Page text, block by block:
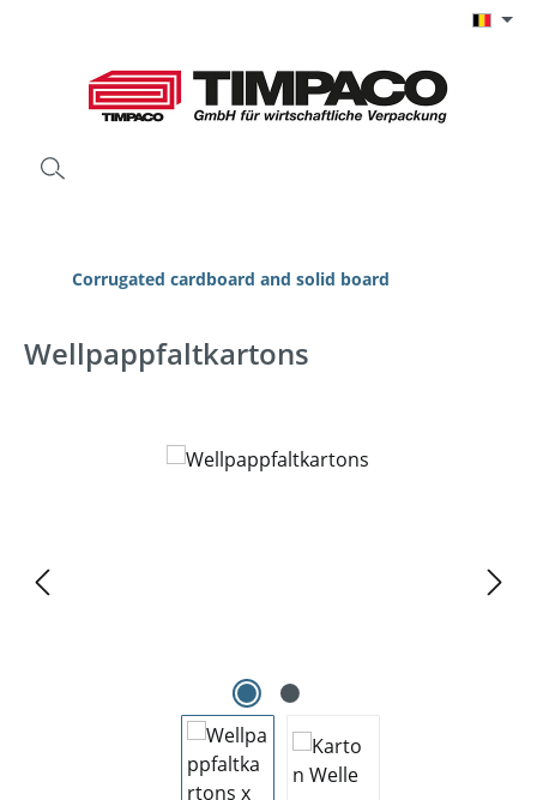
Corrugated cardboard and solid board
Wellpappfaltkartons
Afbeeldingengalerij overslaan